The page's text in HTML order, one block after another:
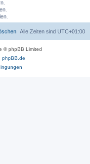
Alle Zeiten sind UTC+01:00
© phpBB Limited
phpBB.de